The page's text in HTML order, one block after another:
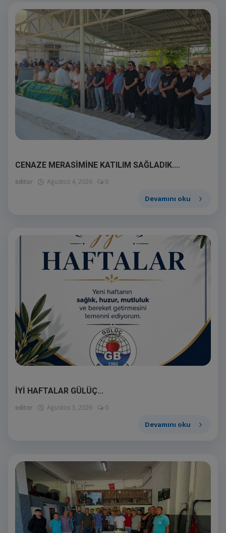
CENAZE MERASİMİNE KATILIM SAĞLADIK....
editor Ağustos 4, 2026 0
Devamını oku
İYİ HAFTALAR GÜLÜÇ...
editor Ağustos 3, 2026 0
Devamını oku